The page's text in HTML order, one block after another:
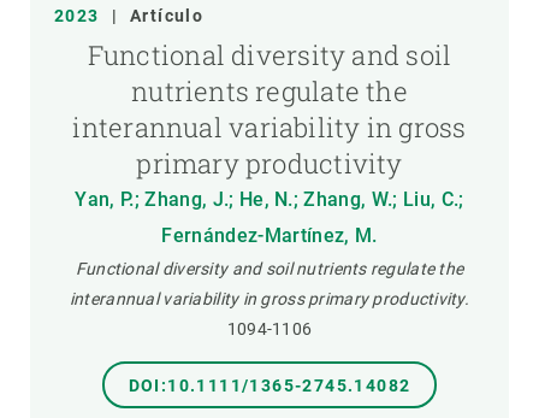
2023 | Artículo
Functional diversity and soil
nutrients regulate the
interannual variability in gross
primary productivity
Yan, P.; Zhang, J.; He, N.; Zhang, W.; Liu, C.;
Fernández-Martínez, M.
Functional diversity and soil nutrients regulate the
interannual variability in gross primary productivity.
1094-1106
DOI:10.1111/1365-2745.14082